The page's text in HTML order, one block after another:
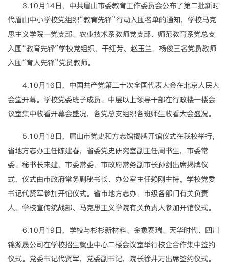
3.10月14日，中共眉山市委教育工作委员会公布了第二批新时
代眉山中小学校党组织“教育先锋”行动入围名单的通知，学校马克
思主义学院一党支部、农业技术系教师党支部、师范教育系党总支
入围“教育先锋”学校党组织，干红芳、赵玉兰、杨俊三名党员教师
入围“育人先锋”党员教师。
4.10月16日，中国共产党第二十次全国代表大会在北京人民大
会堂开幕。学校党委班子成员、中层以上领导干部在行政楼一楼会
议室集中收看开幕会盛况，各党总支组织各班师生收看大会盛况。
5.10月18日，眉山市党史和方志馆揭牌开馆仪式在我校举行，
省地方志办主任陈建春，省委党史研究室副主任周书生，市委常
委、秘书长来建，市委常委、市政府常务副市长孙剑出席揭牌仪
式，仪式由市政府常务副秘书长、办公室主任赖刚主持。学校党委
书记代贤军参加开馆仪式。省市地方志办、市级各部门有关负责
人、学校宣传统战部、马克思主义学院有关负责人参加开馆仪式。
6.10月19日，学校与杉杉新材料、金象赛瑞、天华时代、四川
锦源晟公司在学校招生就业中心二楼会议室举行校企合作集中签约
仪式。党委书记代贤军，党委副书记，院长徐井万出席签约仪式。